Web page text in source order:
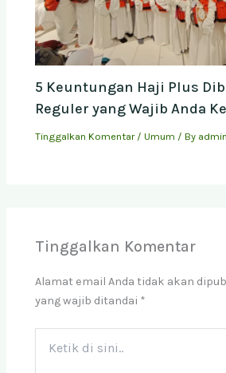
5 Keuntungan Haji Plus
Reguler yang Wajib Anda
Tinggalkan Komentar /Umum / By admin
Tinggalkan Komentar
Alamat email Anda tidak akan
yang wajib ditandai *